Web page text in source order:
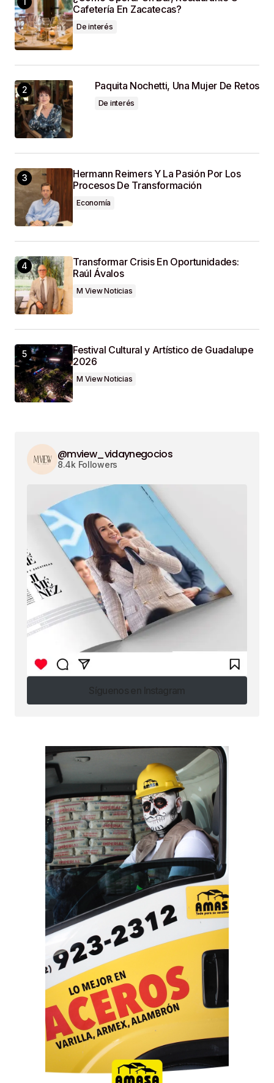
Guardar Mi Nombre, Correo Electrónico Y Sitio
Web En Este Navegador Para La Próxima Vez
Que Haga Un Comentario.
SUBMIT COMMENT
Cafetería En Zacatecas?
De interés
Paquita Nochetti, Una Mujer De Retos
De interés
Hermann Reimers Y La Pasión Por Los
Procesos De Transformación
Economía
Transformar Crisis En Oportunidades:
Raúl Ávalos
M View Noticias
Festival Cultural y Artístico de Guadalupe
2026
M View Noticias
@mview_vidaynegocios
8.4k Followers
Síguenos en Instagram